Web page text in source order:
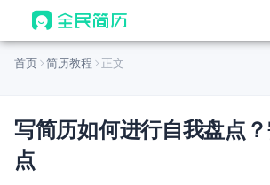
首页
AI 生成简历
首页 简历教程 正文
写简历如何进行自我盘点
点